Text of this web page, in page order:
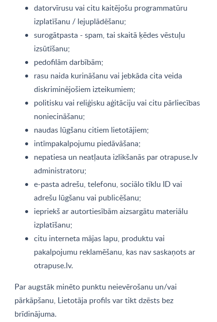
datorvīrusu vai citu kaitējošu programmatūru
izplatīšanu / lejuplādēšanu;
surogātpasta - spam, tai skaitā ķēdes vēstuļu
izsūtīšanu;
pedofilām darbībām;
rasu naida kurināšanu vai jebkāda cita veida
diskriminējošiem izteikumiem;
politisku vai reliģisku aģitāciju vai citu pārliecības
noniecināšanu;
naudas lūgšanu citiem lietotājiem;
intīmpakalpojumu piedāvāšana;
nepatiesa un neatļauta izlikšanās par otrapuse.lv
administratoru;
e-pasta adrešu, telefonu, sociālo tīklu ID vai
adrešu lūgšanu vai publicēšanu;
iepriekš ar autortiesībām aizsargātu materiālu
izplatīšanu;
citu interneta mājas lapu, produktu vai
pakalpojumu reklamēšanu, kas nav saskaņots ar
otrapuse.lv.
Par augstāk minēto punktu neievērošanu un/vai
pārkāpšanu, Lietotāja profils var tikt dzēsts bez
brīdinājuma.